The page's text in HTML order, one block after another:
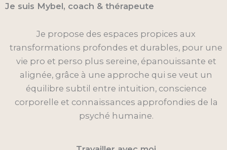
Je suis Mybel, coach & thérapeute
Je propose des espaces propices aux
transformations profondes et durables, pour une
vie pro et perso plus sereine, épanouissante et
alignée, grâce à une approche qui se veut un
équilibre subtil entre intuition, conscience
corporelle et connaissances approfondies de la
psyché humaine.